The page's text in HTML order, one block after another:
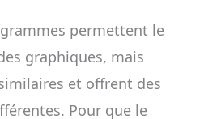
permettent le
graphiques, mais
et offrent des
Pour que le